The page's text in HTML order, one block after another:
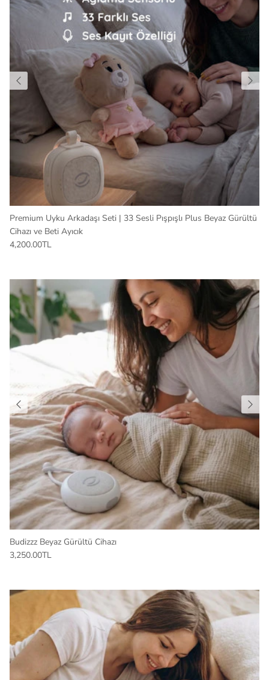
Premium Uyku Arkadaşı Seti | 33 Sesli Pışpışlı Plus Beyaz Gürültü
Cihazı ve Beti Ayıcık
4,200.00TL
Budizzz Beyaz Gürültü Cihazı
3,250.00TL